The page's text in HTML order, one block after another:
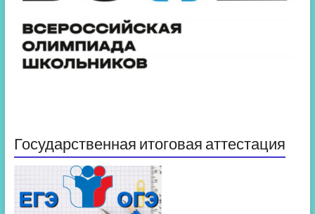
Государственная итоговая аттестация